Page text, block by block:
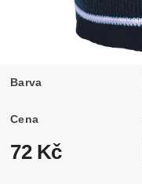
Barva
Cena
72 Kč